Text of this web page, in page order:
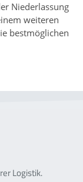
Niederlassung
weiteren
bestmöglichen
Logistik.